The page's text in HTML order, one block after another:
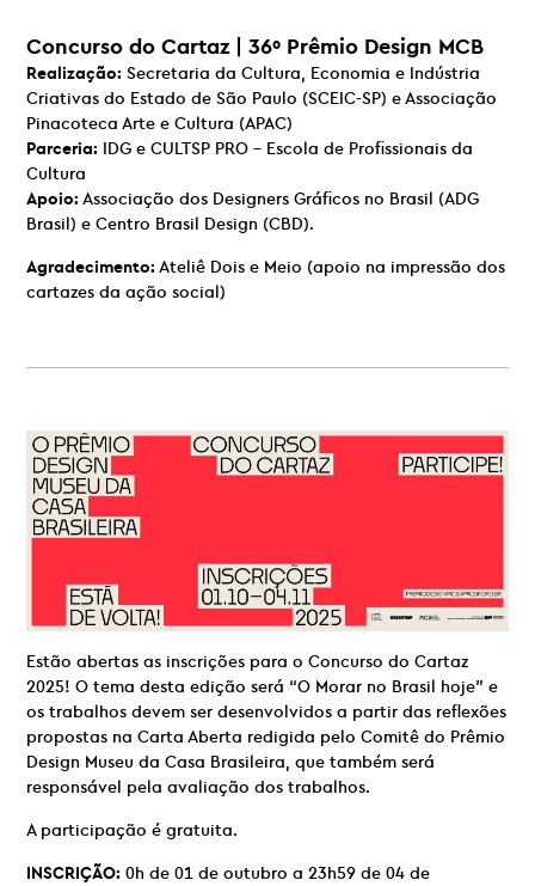
Concurso do Cartaz | 36º Prêmio Design MCB
Realização: Secretaria da Cultura, Economia e Indústria
Criativas do Estado de São Paulo (SCEIC-SP) e Associação
Pinacoteca Arte e Cultura (APAC)
Parceria: IDG e CULTSP PRO – Escola de Profissionais da
Cultura
Apoio:Associação dos Designers Gráficos no Brasil (ADG
Brasil) e Centro Brasil Design (CBD).
Agradecimento:Ateliê Dois e Meio (apoio na impressão dos
cartazes da ação social)
Estão abertas as inscrições para o Concurso do Cartaz
2025! O tema desta edição será “O Morar no Brasil hoje” e
os trabalhos devem ser desenvolvidos a partir das reflexões
propostas na Carta Aberta redigida pelo Comitê do Prêmio
Design Museu da Casa Brasileira, que também será
responsável pela avaliação dos trabalhos.
A participação é gratuita.
INSCRIÇÃO: 0h de 01 de outubro a 23h59 de 04 de